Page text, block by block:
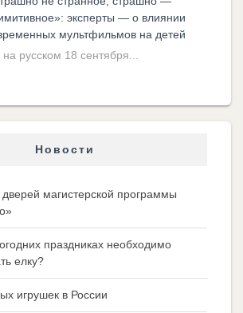
эксперты — о влиянии
мультфильмов на детей
на русском 18 сентября...
Новости
магистерской программы
праздниках необходимо
елку?
игрушек в России